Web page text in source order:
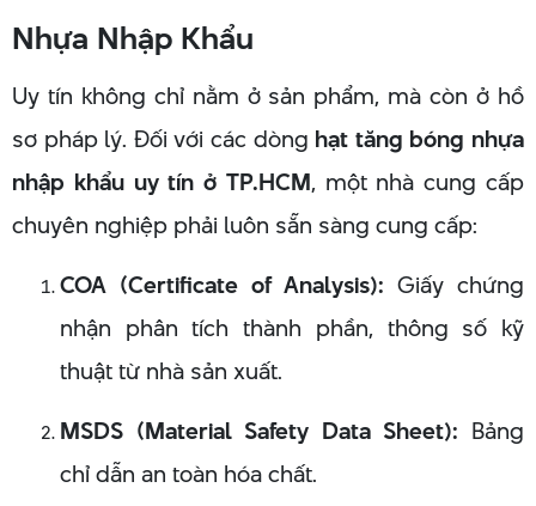
Nhựa Nhập Khẩu
Uy tín không chỉ nằm ở sản phẩm, mà còn ở hồ
sơ pháp lý. Đối với các dòng hạt tăng bóng nhựa
nhập khẩu uy tín ở TP.HCM, một nhà cung cấp
chuyên nghiệp phải luôn sẵn sàng cung cấp:
COA (Certificate of Analysis): Giấy chứng
nhận phân tích thành phần, thông số kỹ
thuật từ nhà sản xuất.
MSDS (Material Safety Data Sheet): Bảng
chỉ dẫn an toàn hóa chất.